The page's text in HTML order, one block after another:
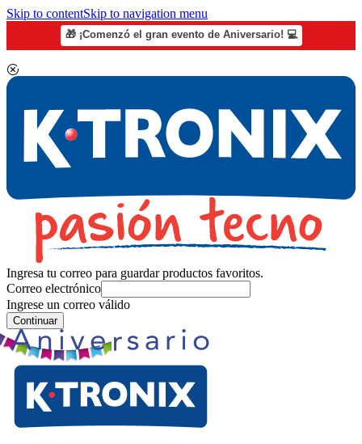
Skip to contentSkip to navigation menu
🎁 ¡Comenzó el gran evento de Aniversario! 💻
Ingresa tu correo para guardar productos favoritos.
Correo electrónico
Ingrese un correo válido
Continuar